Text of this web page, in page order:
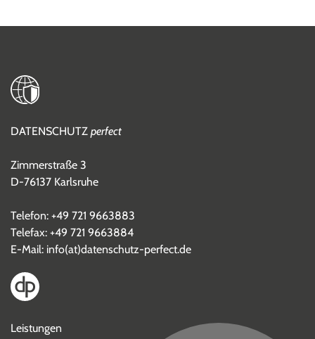
DATENSCHUTZ perfect
Zimmerstraße 3
D-76137 Karlsruhe
Telefon: +49 721 9663883
Telefax: +49 721 9663884
E-Mail: info(at)datenschutz-perfect.de
Leistungen